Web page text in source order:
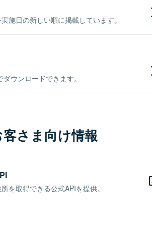
施日の新しい順に掲載しています。
ウンロードできます。
さま向け情報
を取得できる公式APIを提供。